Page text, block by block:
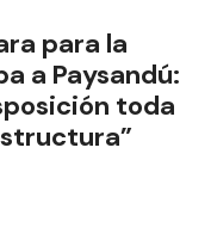
para la
a Paysandú:
toda